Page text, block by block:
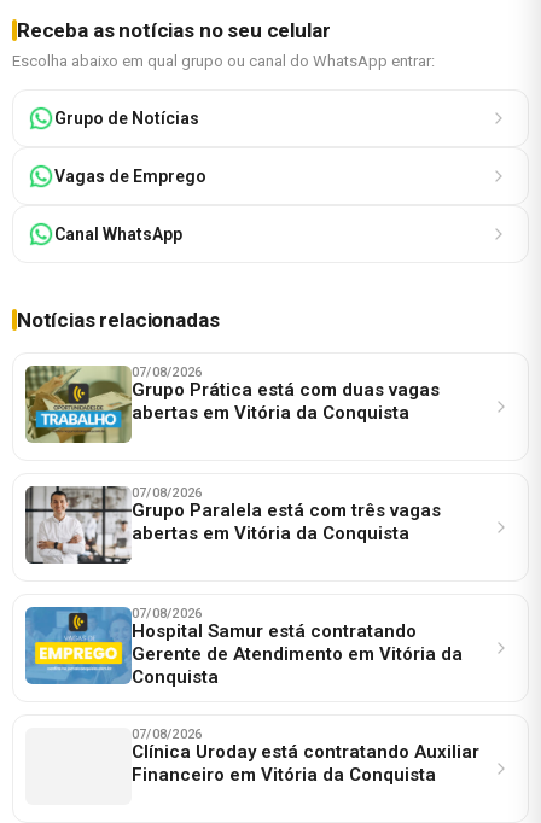
Receba as notícias no seu celular
Escolha abaixo em qual grupo ou canal do WhatsApp entrar:
Grupo de Notícias
Vagas de Emprego
Canal WhatsApp
Notícias relacionadas
07/08/2026
Grupo Prática está com duas vagas
abertas em Vitória da Conquista
07/08/2026
Grupo Paralela está com três vagas
abertas em Vitória da Conquista
07/08/2026
Hospital Samur está contratando
Gerente de Atendimento em Vitória da
Conquista
07/08/2026
Clínica Uroday está contratando Auxiliar
Financeiro em Vitória da Conquista